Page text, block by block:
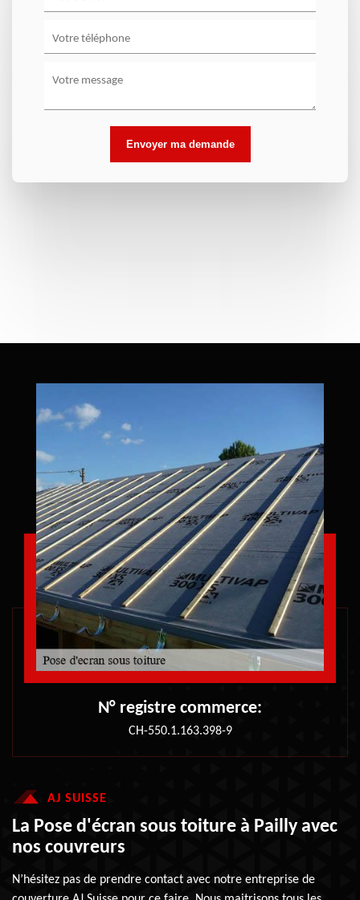
N° registre commerce:
CH-550.1.163.398-9
AJ SUISSE
La Pose d'écran sous toiture à Pailly avec
nos couvreurs
N’hésitez pas de prendre contact avec notre entreprise de